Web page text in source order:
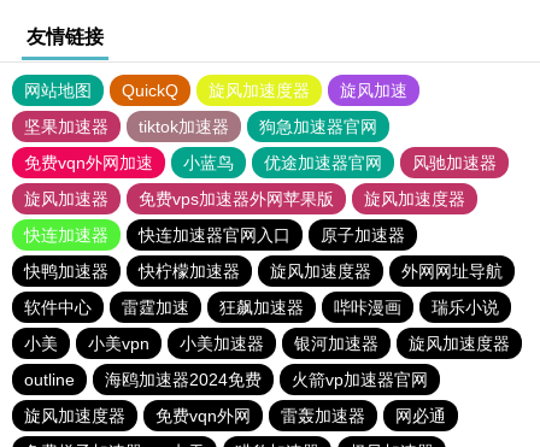
友情链接
网站地图 QuickQ 旋风加速度器
旋风加速
坚果加速器
tiktok加速器
狗急加速器官网
免费vqn外网加速
小蓝鸟 优途加速器官网
风驰加速器
旋风加速器
免费vps加速器外网苹果版
旋风加速度器
快连加速器
快连加速器官网入口
原子加速器
快鸭加速器
快柠檬加速器 旋风加速度器
外网网址导航
软件中心
雷霆加速 狂飙加速器 哔咔漫画
瑞乐小说
小美
小美vpn 小美加速器 银河加速器
旋风加速度器
outline
海鸥加速器2024免费
火箭vp加速器官网
旋风加速度器
免费vqn外网 雷轰加速器
网必通